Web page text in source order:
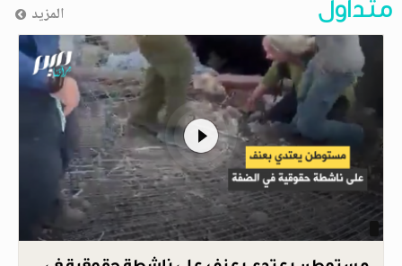
متداول المزيد